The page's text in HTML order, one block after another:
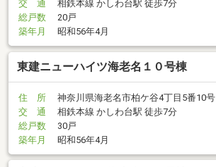
交 通
相鉄本線 かしわ台駅 徒歩7分
総戸数
20戸
築年月
昭和56年4月
東建ニューハイツ海老名１０号棟
住 所
神奈川県海老名市柏ケ谷4丁目5番10号
交 通
相鉄本線 かしわ台駅 徒歩7分
総戸数
30戸
築年月
昭和56年4月